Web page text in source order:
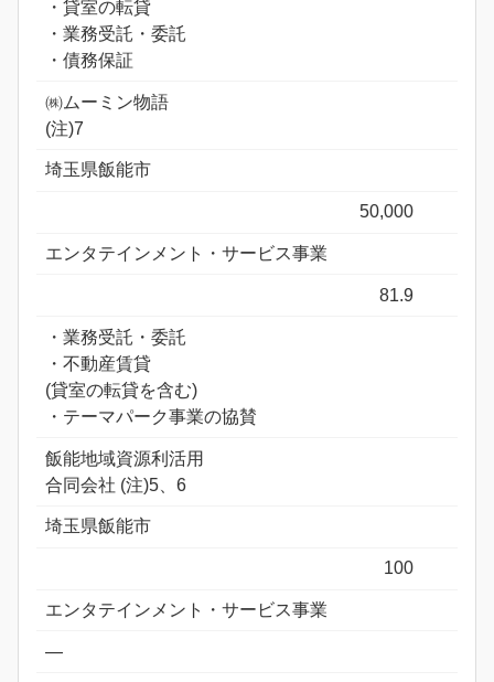
・貸室の転貸
・業務受託・委託
・債務保証
㈱ムーミン物語
(注)7
埼玉県飯能市
50,000
エンタテインメント・サービス事業
81.9
・業務受託・委託
・不動産賃貸
(貸室の転貸を含む)
・テーマパーク事業の協賛
飯能地域資源利活用
合同会社 (注)5、6
埼玉県飯能市
100
エンタテインメント・サービス事業
―